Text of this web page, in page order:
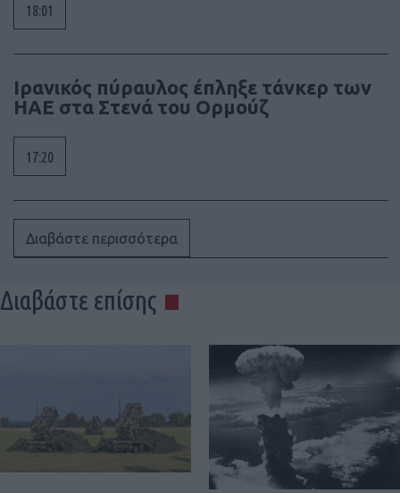
18:01
Ιρανικός πύραυλος έπληξε τάνκερ των
ΗΑΕ στα Στενά του Ορμούζ
17:20
Διαβάστε περισσότερα
Διαβάστε επίσης